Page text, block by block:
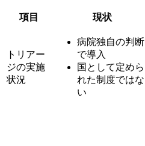
項目 現状
トリアー
ジの実施
状況
病院独自の判断
で導入
国として定めら
れた制度ではな
い